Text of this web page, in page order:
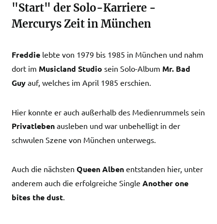
"Start" der Solo-Karriere -
Mercurys Zeit in München
Freddie lebte von 1979 bis 1985 in München und nahm
dort im Musicland Studio sein Solo-Album Mr. Bad
Guy auf, welches im April 1985 erschien.
Hier konnte er auch außerhalb des Medienrummels sein
Privatleben ausleben und war unbehelligt in der
schwulen Szene von München unterwegs.
Auch die nächsten Queen Alben entstanden hier, unter
anderem auch die erfolgreiche Single Another one
bites the dust.